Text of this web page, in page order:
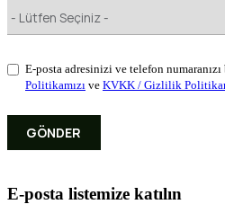
E-posta adresinizi ve telefon
Politikamızı ve KVKK / Gizlilik
GÖNDER
E-posta listemize katılın